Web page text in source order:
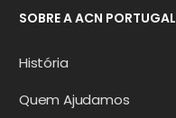
SOBRE A ACN PORTUGAL
História
Quem Ajudamos